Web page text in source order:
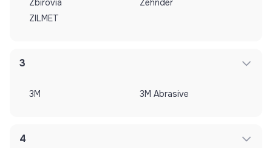
Zbirovia
Zehnder
ZILMET
3
3M 3M Abrasive
4